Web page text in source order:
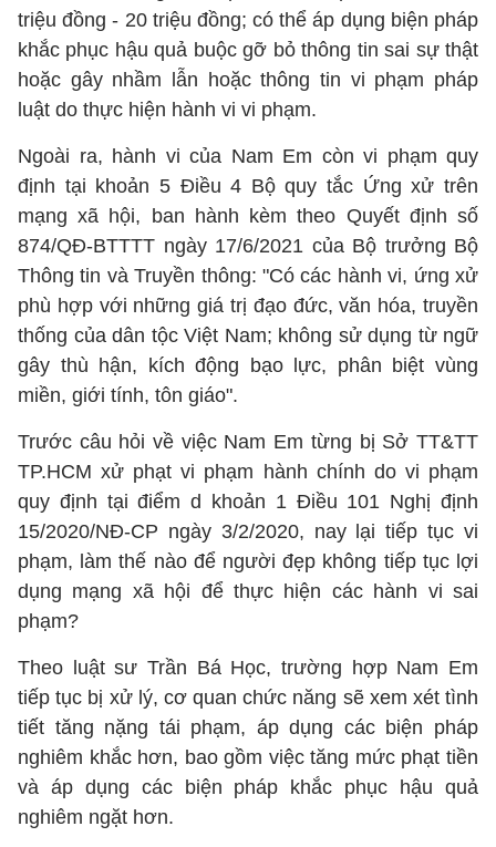
triệu đồng - 20 triệu đồng; có thể áp dụng biện pháp
khắc phục hậu quả buộc gỡ bỏ thông tin sai sự thật
hoặc gây nhầm lẫn hoặc thông tin vi phạm pháp
luật do thực hiện hành vi vi phạm.
Ngoài ra, hành vi của Nam Em còn vi phạm quy
định tại khoản 5 Điều 4 Bộ quy tắc Ứng xử trên
mạng xã hội, ban hành kèm theo Quyết định số
874/QĐ-BTTTT ngày 17/6/2021 của Bộ trưởng Bộ
Thông tin và Truyền thông: "Có các hành vi, ứng xử
phù hợp với những giá trị đạo đức, văn hóa, truyền
thống của dân tộc Việt Nam; không sử dụng từ ngữ
gây thù hận, kích động bạo lực, phân biệt vùng
miền, giới tính, tôn giáo".
Trước câu hỏi về việc Nam Em từng bị Sở TT&TT
TP.HCM xử phạt vi phạm hành chính do vi phạm
quy định tại điểm d khoản 1 Điều 101 Nghị định
15/2020/NĐ-CP ngày 3/2/2020, nay lại tiếp tục vi
phạm, làm thế nào để người đẹp không tiếp tục lợi
dụng mạng xã hội để thực hiện các hành vi sai
phạm?
Theo luật sư Trần Bá Học, trường hợp Nam Em
tiếp tục bị xử lý, cơ quan chức năng sẽ xem xét tình
tiết tăng nặng tái phạm, áp dụng các biện pháp
nghiêm khắc hơn, bao gồm việc tăng mức phạt tiền
và áp dụng các biện pháp khắc phục hậu quả
nghiêm ngặt hơn.